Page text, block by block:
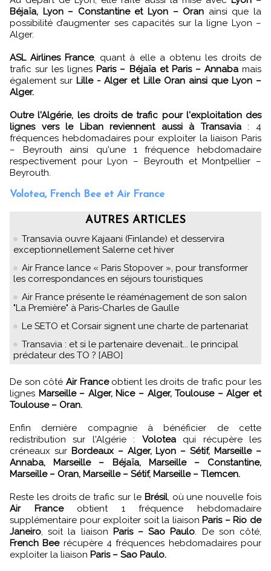
Béjaïa, Lyon – Constantine et Lyon – Oran ainsi que la
possibilité d’augmenter ses capacités sur la ligne Lyon –
Alger.
ASL Airlines France, quant à elle a obtenu les droits de
trafic sur les lignes Paris – Béjaïa et Paris – Annabamais
également sur Lille - Alger et Lille Oran ainsi que Lyon –
Alger.
Outre l'Algérie, les droits de trafic pour l'exploitation des
lignes vers le Liban reviennent aussi à Transavia: 4
fréquences hebdomadaires pour exploiter la liaison Paris
– Beyrouth ainsi qu'une 1 fréquence hebdomadaire
respectivement pour Lyon – Beyrouth et Montpellier –
Beyrouth.
Volotea, French Bee et Air France
AUTRES ARTICLES
Transavia ouvre Kajaani (Finlande) et desservira
exceptionnellement Salerne cet hiver
Air France lance « Paris Stopover », pour transformer
les correspondances en séjours touristiques
Air France présente le réaménagement de son salon
"La Première" à Paris-Charles de Gaulle
Le SETO et Corsair signent une charte de partenariat
Transavia : et si le partenaire devenait... le principal
prédateur des TO ? [ABO]
De son côté Air Franceobtient les droits de trafic pour les
lignes Marseille – Alger, Nice – Alger, Toulouse – Alger et
Toulouse – Oran.
Enfin dernière compagnie à bénéficier de cette
redistribution sur l'Algérie : Voloteaqui récupère les
créneaux sur Bordeaux – Alger, Lyon – Sétif, Marseille –
Annaba, Marseille – Béjaïa, Marseille – Constantine,
Marseille – Oran, Marseille – Sétif, Marseille – Tlemcen.
Reste les droits de trafic sur le Brésil, où une nouvelle fois
Air Franceobtient 1 fréquence hebdomadaire
supplémentaire pour exploiter soit la liaison Paris – Rio de
Janeiro, soit la liaison Paris – Sao Paulo. De son côté,
French Beerécupère 4 fréquences hebdomadaires pour
exploiter la liaison Paris – Sao Paulo.